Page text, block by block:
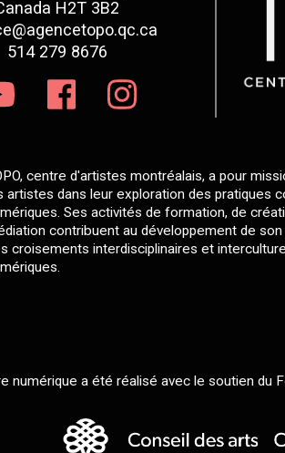
H2T 3B2
514 279 8676
centre d'artistes montréalais, a pour
artistes dans leur exploration des pratiques
Ses activités de formation, de
contribuent au développement de
croisements interdisciplinaires et
numérique a été réalisé avec le soutien du